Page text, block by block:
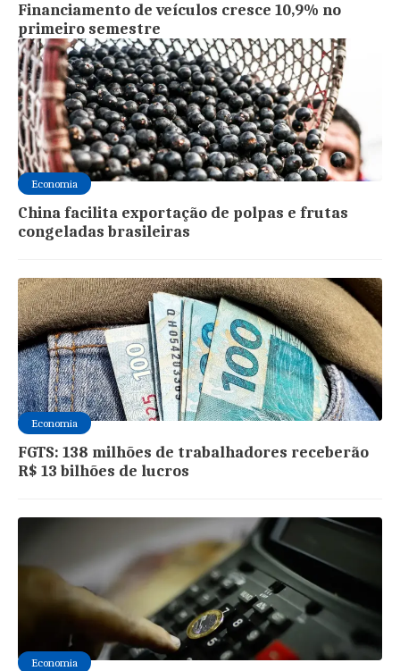
Financiamento de veículos cresce 10,9% no
primeiro semestre
Economia
China facilita exportação de polpas e frutas
congeladas brasileiras
Economia
FGTS: 138 milhões de trabalhadores receberão
R$ 13 bilhões de lucros
Economia